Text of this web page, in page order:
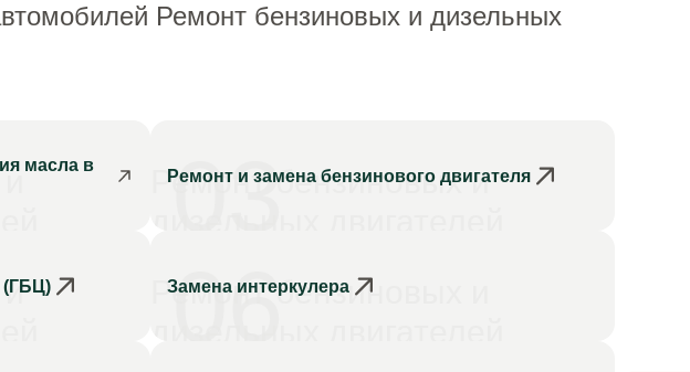
Ремонт бензиновых и дизельных
масла в
03
Ремонт бензиновых и
Ремонт и замена бензинового двигателя
и
(ГБЦ) 06
Ремонт бензиновых и
Замена интеркулера